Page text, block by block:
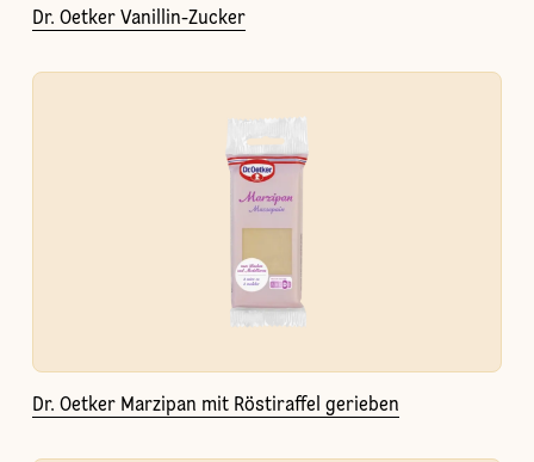
Dr. Oetker Vanillin-Zucker
Dr. Oetker Marzipan mit Röstiraffel gerieben